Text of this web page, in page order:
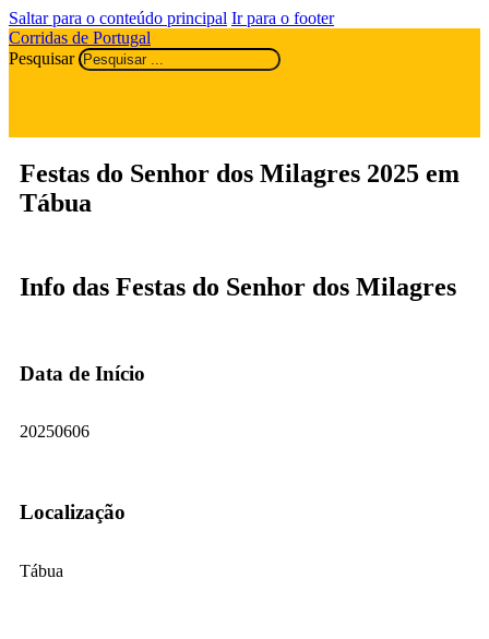
Saltar para o conteúdo principal Ir para o footer
Corridas de Portugal
Pesquisar
Festas do Senhor dos Milagres 2025 em
Tábua
Info das Festas do Senhor dos Milagres
Data de Início
20250606
Localização
Tábua